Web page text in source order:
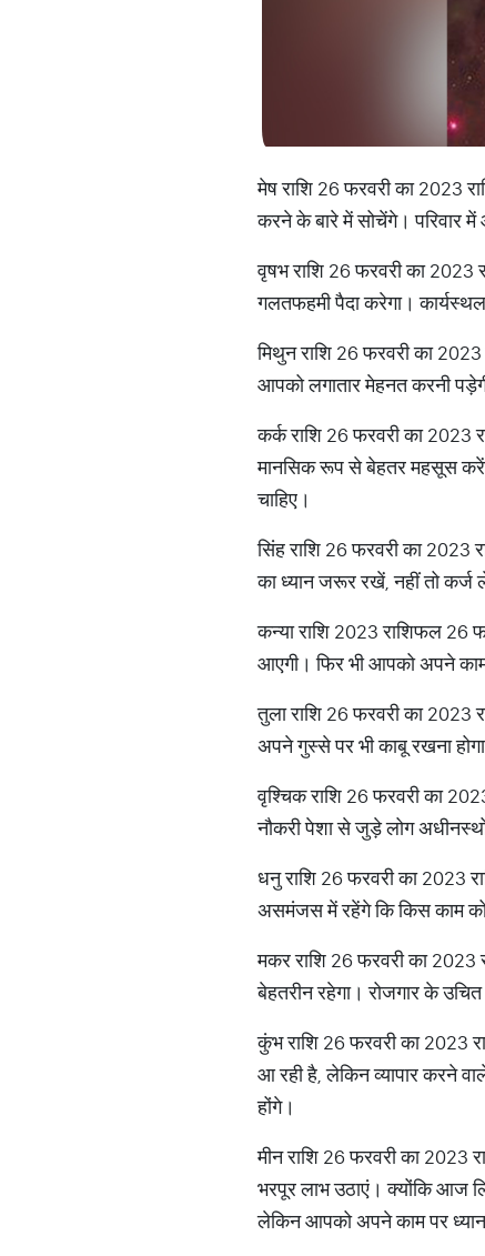
मेष राशि 26 फरवरी का 2023
करने के बारे में सोचेंगे। परिवार
वृषभ राशि 26 फरवरी का
गलतफहमी पैदा करेगा।
मिथुन राशि 26 फरवरी का
आपको लगातार मेहनत करनी
कर्क राशि 26 फरवरी का
मानसिक रूप से बेहतर महसूस
चाहिए।
सिंह राशि 26 फरवरी का
का ध्यान जरूर रखें, नहीं तो
कन्या राशि 2023 राशिफल 26
आएगी। फिर भी आपको अपने
तुला राशि 26 फरवरी का
अपने गुस्से पर भी काबू रखना
वृश्चिक राशि 26 फरवरी का
नौकरी पेशा से जुड़े लोग
धनु राशि 26 फरवरी का 2023
असमंजस में रहेंगे कि किस काम
मकर राशि 26 फरवरी का 2023
बेहतरीन रहेगा। रोजगार के
कुंभ राशि 26 फरवरी का
आ रही है, लेकिन व्यापार करने
होंगे।
मीन राशि 26 फरवरी का
भरपूर लाभ उठाएं। क्योंकि आज
लेकिन आपको अपने काम पर ध्यान